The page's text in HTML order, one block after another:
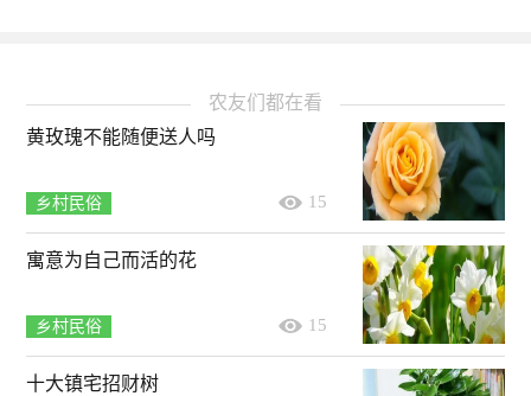
农友们都在看
黄玫瑰不能随便送人吗
乡村民俗 15
寓意为自己而活的花
乡村民俗 15
十大镇宅招财树